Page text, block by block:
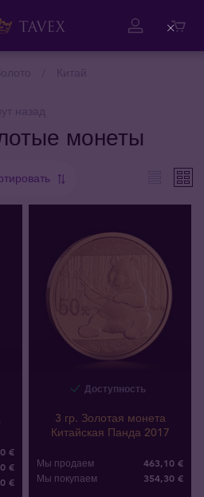
монеты
€
€
€
Доступность
3 гр. Золотая монета
Китайская Панда 2017
Мы продаем 463,10 €
Мы покупаем 354,30 €
Close